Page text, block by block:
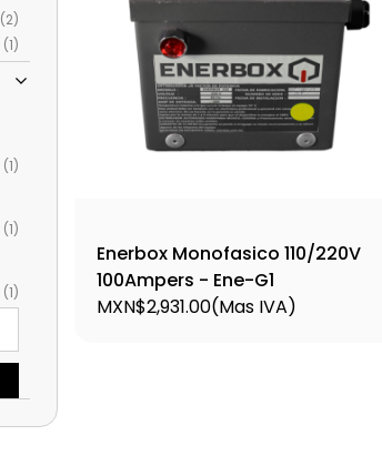
(2)
(1)
(1)
(1)
(1)
Enerbox Monofasico 110/220V
100Ampers - Ene-G1
MXN$2,931.00(Mas IVA)